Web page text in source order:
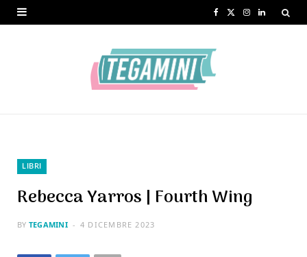
I L
LIBRI
Rebecca Yarros | Fourth Wing
BY TEGAMINI 4 DICEMBRE 2023